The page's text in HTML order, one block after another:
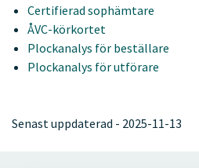
Certifierad sophämtare
ÅVC-körkortet
Plockanalys för beställare
Plockanalys för utförare
Senast uppdaterad - 2025-11-13